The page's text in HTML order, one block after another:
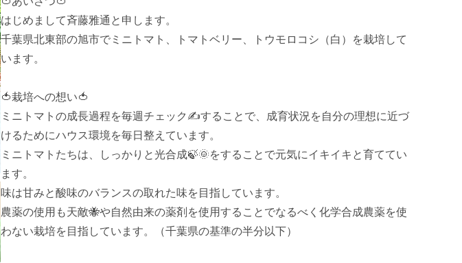
はじめまして斉藤雅通と申します。
千葉県北東部の旭市でミニトマト、トマトベリー、トウモロコシ（白）を栽培して
います。
🍅栽培への想い🍅
ミニトマトの成長過程を毎週チェック✍することで、成育状況を自分の理想に近づ
けるためにハウス環境を毎日整えています。
ミニトマトたちは、しっかりと光合成🍃🌞をすることで元気にイキイキと育ててい
ます。
味は甘みと酸味のバランスの取れた味を目指しています。
農薬の使用も天敵🐝や自然由来の薬剤を使用することでなるべく化学合成農薬を使
わない栽培を目指しています。（千葉県の基準の半分以下）